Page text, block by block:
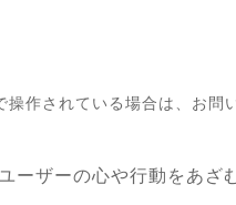
作されている場合は、お問
ーザーの心や行動をあざ